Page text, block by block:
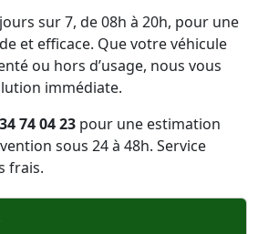
sur 7, de 08h à 20h, pour une
et efficace. Que votre véhicule
ou hors d’usage, nous vous
immédiate.
74 04 23 pour une estimation
sous 24 à 48h. Service
frais.